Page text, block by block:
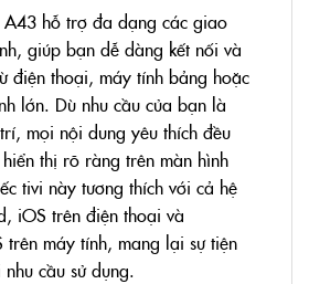
A43 hỗ trợ đa dạng các giao
giúp bạn dễ dàng kết nối và
điện thoại, máy tính bảng hoặc
lớn. Dù nhu cầu của bạn là
mọi nội dung yêu thích đều
thị rõ ràng trên màn hình
tivi này tương thích với cả hệ
iOS trên điện thoại và
máy tính, mang lại sự tiện
cầu sử dụng.